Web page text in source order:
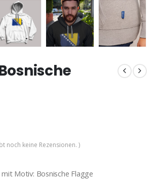
noch keine Rezensionen. )
Motiv: Bosnische Flagge